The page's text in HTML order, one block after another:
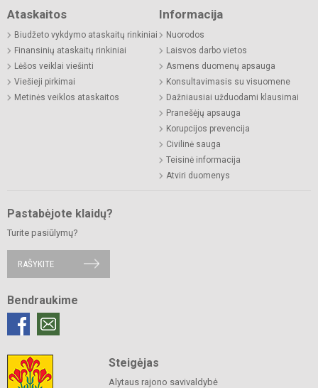
Ataskaitos
Biudžeto vykdymo ataskaitų rinkiniai
Finansinių ataskaitų rinkiniai
Lėšos veiklai viešinti
Viešieji pirkimai
Metinės veiklos ataskaitos
Informacija
Nuorodos
Laisvos darbo vietos
Asmens duomenų apsauga
Konsultavimasis su visuomene
Dažniausiai užduodami klausimai
Pranešėjų apsauga
Korupcijos prevencija
Civilinė sauga
Teisinė informacija
Atviri duomenys
Pastabėjote klaidų?
Turite pasiūlymų?
RAŠYKITE
Bendraukime
Steigėjas
Alytaus rajono savivaldybė